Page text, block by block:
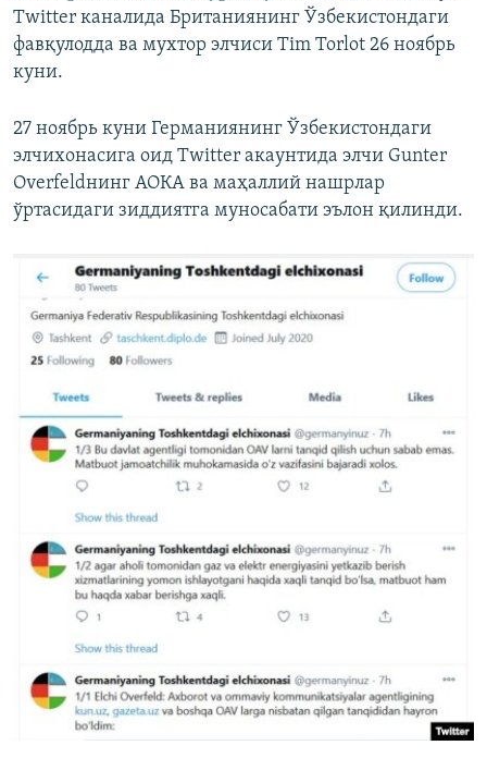
Twitter каналида Британиянинг Ўзбекистондаги
фавқулодда ва мухтор элчиси Tim Torlot 26 ноябрь
куни.
27 ноябрь куни Германиянинг Ўзбекистондаги
элчихонасига оид Twitter акаунтида элчи Gunter
Overfeldнинг АОКА ва маҳаллий нашрлар
ўртасидаги зиддиятга муносабати эълон қилинди.